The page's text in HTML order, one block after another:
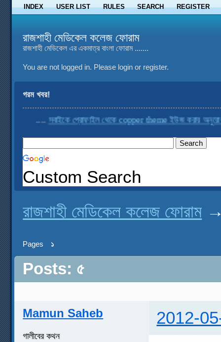
INDEX USER LIST RULES SEARCH REGISTER
রাজশাহী মেডিকেল কলেজ ফোরাম
রাজশাহী মেডিকেল এর একমাত্র বাংলা ফোরাম .......
You are not logged in. Please login or register.
গরম খবর!
সবাইকে প্রোফাইল থেকে copper theme ইউজ করার অনুরোধ
Custom Search
রাজশাহী মেডিকেল কলেজ ফোরাম
Pages ১
Posts: ৫
Mamun Saheb 2012-
গালীবের কথন